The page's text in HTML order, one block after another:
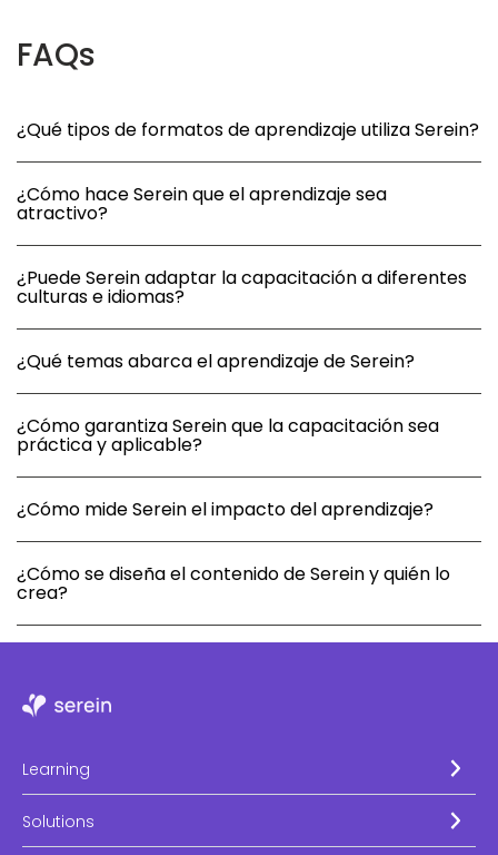
FAQs
¿Qué tipos de formatos de aprendizaje utiliza Serein?
¿Cómo hace Serein que el aprendizaje sea
atractivo?
¿Puede Serein adaptar la capacitación a diferentes
culturas e idiomas?
¿Qué temas abarca el aprendizaje de Serein?
¿Cómo garantiza Serein que la capacitación sea
práctica y aplicable?
¿Cómo mide Serein el impacto del aprendizaje?
¿Cómo se diseña el contenido de Serein y quién lo
crea?
Learning
Solutions